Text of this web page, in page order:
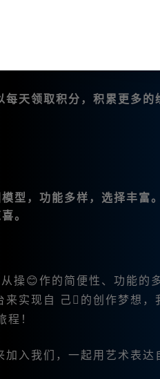
片，太方便了。
的绘图效率。
天领取积分，积累更多的
型，功能多样，选择丰富
。
操😊作的简便性、功能的
来实现自 己的创作梦想，
程！
加入我们，一起用艺术表达